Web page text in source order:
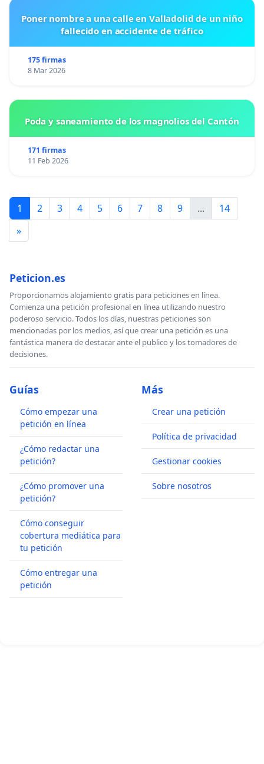
Poner nombre a una calle en Valladolid de un niño
fallecido en accidente de tráfico
175 firmas
8 Mar 2026
Poda y saneamiento de los magnolios del Cantón
171 firmas
11 Feb 2026
1 2 3 4 5 6 7 8 9 ...
14
»
Peticion.es
Proporcionamos alojamiento gratis para peticiones en línea.
Comienza una petición profesional en línea utilizando nuestro
poderoso servicio. Todos los días, nuestras peticiones son
mencionadas por los medios, así que crear una petición es una
fantástica manera de destacar ante el publico y los tomadores de
decisiones.
Guías
Cómo empezar una
petición en línea
¿Cómo redactar una
petición?
¿Cómo promover una
petición?
Cómo conseguir
cobertura mediática para
tu petición
Cómo entregar una
petición
Más
Crear una petición
Política de privacidad
Gestionar cookies
Sobre nosotros